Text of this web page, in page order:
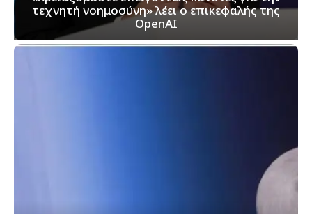
τεχνητή νοημοσύνη» λέει ο επικεφαλής της
OpenAI